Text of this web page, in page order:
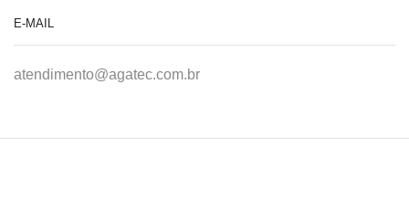
E-MAIL
atendimento@agatec.com.br